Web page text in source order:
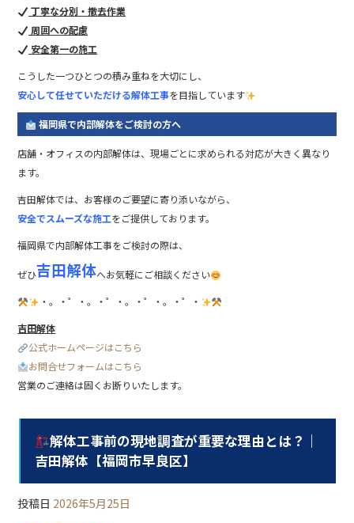
丁寧な分別・撤去作業
周囲への配慮
安全第一の施工
こうした一つひとつの積み重ねを大切にし、
安心して任せていただける解体工事を目指しています
福岡県で内部解体をご検討の方へ
店舗・オフィスの内部解体は、現場ごとに求められる対応が大きく異なり
ます。
吉田解体では、お客様のご要望に寄り添いながら、
安全でスムーズな施工をご提供しております。
福岡県で内部解体工事をご検討の際は、
ぜひ吉田解体へお気軽にご相談ください
・。・゜・。・゜・。・゜・。・゜・
吉田解体
公式ホームページはこちら
お問合せフォームはこちら
営業のご連絡は固くお断りいたします。
解体工事前の現地調査が重要な理由とは？｜
吉田解体【福岡市早良区】
投稿日 2026年5月25日